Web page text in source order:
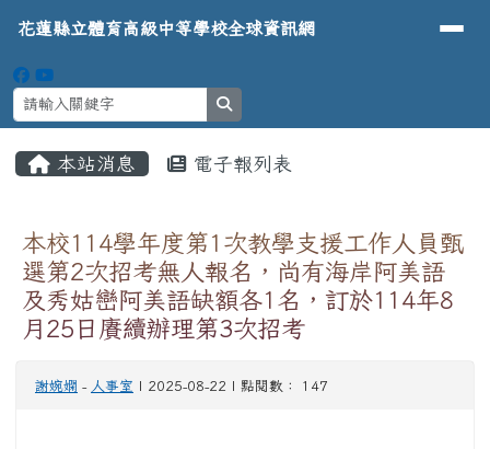
花蓮縣立體育高級中等學校全球資
導覽列
花蓮縣立體育高級中等學校全球資訊網
本站消息 電子報列表
本校114學年度第1次教學支援工作人員甄
選第2次招考無人報名，尚有海岸阿美語
及秀姑巒阿美語缺額各1名，訂於114年8
月25日賡續辦理第3次招考
謝婉嫻 - 人事室 | 2025-08-22 | 點閱數： 147